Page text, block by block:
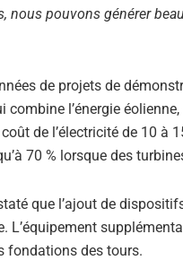
nous pouvons générer
de projets de
combine l’énergie
de l’électricité de 10 à
70 % lorsque des
que l’ajout de
L’équipement
fondations des tours.